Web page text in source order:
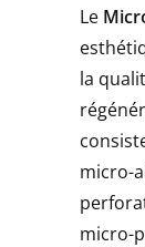
Le
la
micro-
micro-